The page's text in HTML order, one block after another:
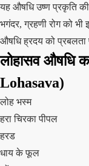
यह औषधि उष्ण प्रकृति की
भगंदर, ग्रहणी रोग को
औषधि ह्रदय को प्रबलता
लोहासव औषधि
Lohasava)
लोह भस्म
हरा चिरका पीपल
हरड
धाय के फूल